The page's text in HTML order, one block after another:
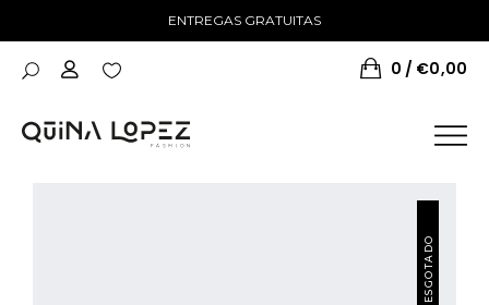
ENTREGAS GRATUITAS
0 €0,00
ESGOTADO